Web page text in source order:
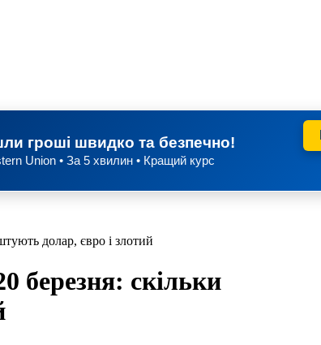
гроші швидко та безпечно!
Union • За 5 хвилин • Кращий курс
долар, євро і злотий
березня: скільки